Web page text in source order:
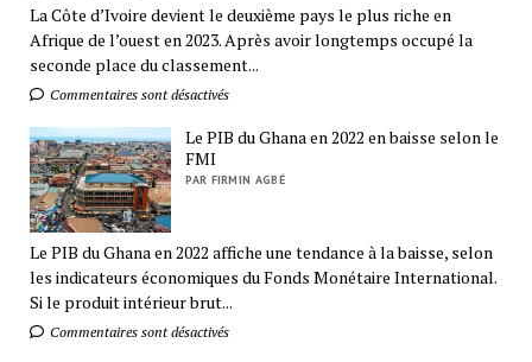
La Côte d’Ivoire devient le deuxième pays le plus riche en
Afrique de l’ouest en 2023. Après avoir longtemps occupé la
seconde place du classement...
Commentaires sont désactivés
Le PIB du Ghana en 2022 en baisse selon le
FMI
PAR FIRMIN AGBÉ
Le PIB du Ghana en 2022 affiche une tendance à la baisse, selon
les indicateurs économiques du Fonds Monétaire International.
Si le produit intérieur brut...
Commentaires sont désactivés